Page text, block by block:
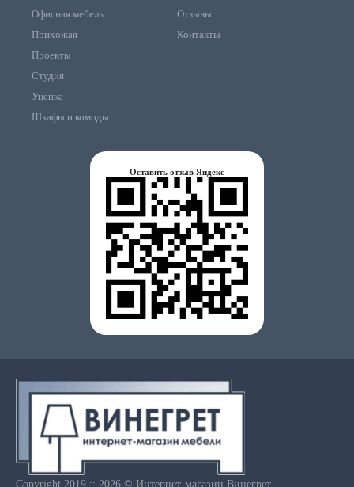
Офисная мебель
Прихожая
Проекты
Студия
Уценка
Шкафы и комоды
Отзывы
Контакты
Оставить отзыв Яндекс
Copyright 2019 :: 2026 © Интернет-магазин Винегрет